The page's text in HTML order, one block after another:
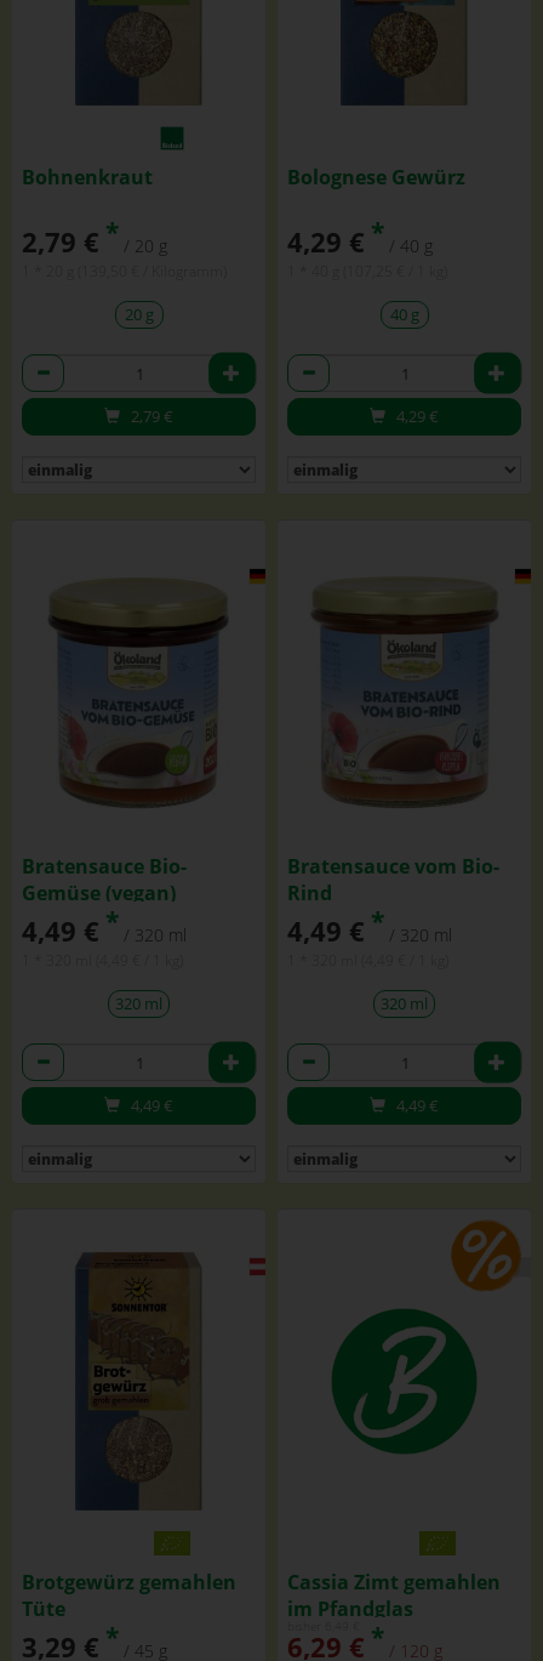
Bohnenkraut
2,79 € * / 20 g
20 g
Anzahl
2,79€
Bolognese Gewürz
4,29 € * / 40 g
40 g
Anzahl
4,29€
Bratensauce Bio-
Gemüse (vegan)
4,49 € * / 320 ml
320 ml
Anzahl
4,49€
Bratensauce vom Bio-
Rind
4,49 € * / 320 ml
320 ml
Anzahl
4,49€
Brotgewürz gemahlen
Tüte
3,29 € * / 45 g
Cassia Zimt gemahlen
im Pfandglas
6,29 € * / 120 g